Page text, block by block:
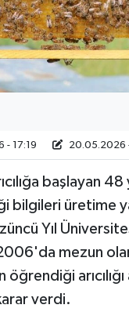
- 17:19 20.05.2026
başlayan 48
bilgileri üretime
Yıl
mezun
verdi.